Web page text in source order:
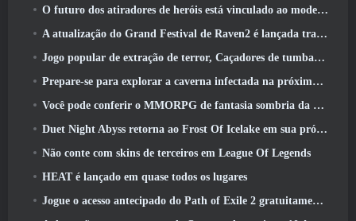
O futuro dos atiradores de heróis está vinculado ao modelo de serviço ao vivo F2P?
A atualização do Grand Festival de Raven2 é lançada trazendo consigo a nova classe Warlord
Jogo popular de extração de terror, Caçadores de tumbas, Lançamentos no Ocidente
Prepare-se para explorar a caverna infectada na próxima atualização do Eterspire
Você pode conferir o MMORPG de fantasia sombria da Nexon, Embers Of The Uncrown, durante o Steam Next Fest
Duet Night Abyss retorna ao Frost Of Icelake em sua próxima atualização Steampunk
Não conte com skins de terceiros em League Of Legends
HEAT é lançado em quase todos os lugares
Jogue o acesso antecipado do Path of Exile 2 gratuitamente neste fim de semana